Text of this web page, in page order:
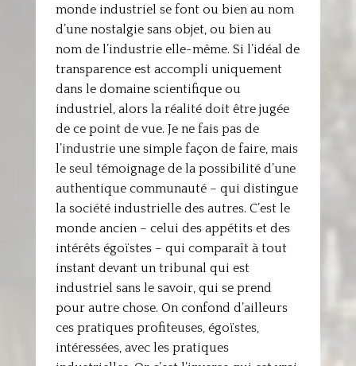
monde industriel se font ou bien au nom
d’une nostalgie sans objet, ou bien au
nom de l’industrie elle-même. Si l’idéal de
transparence est accompli uniquement
dans le domaine scientifique ou
industriel, alors la réalité doit être jugée
de ce point de vue. Je ne fais pas de
l’industrie une simple façon de faire, mais
le seul témoignage de la possibilité d’une
authentique communauté – qui distingue
la société industrielle des autres. C’est le
monde ancien – celui des appétits et des
intérêts égoïstes – qui comparaît à tout
instant devant un tribunal qui est
industriel sans le savoir, qui se prend
pour autre chose. On confond d’ailleurs
ces pratiques profiteuses, égoïstes,
intéressées, avec les pratiques